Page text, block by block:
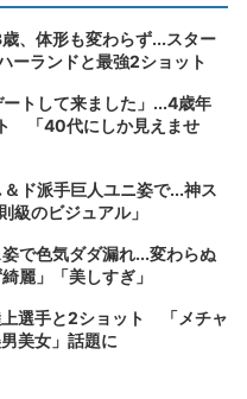
、体形も変わらず...スター
ランドと最強2ショット
トして来ました」...4歳年
「40代にしか見えませ
ド派手巨人ユニ姿で...神ス
のビジュアル」
で色気ダダ漏れ...変わらぬ
麗」「美しすぎ」
選手と2ショット 「メチャ
美女」話題に